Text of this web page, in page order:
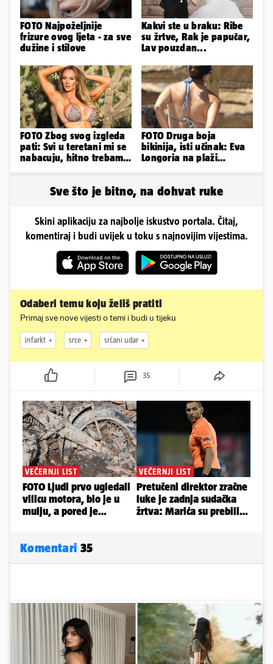
FOTO Najpoželjnije
frizure ovog ljeta - za sve
dužine i stilove
Kakvi ste u braku: Ribe
su žrtve, Rak je papučar,
Lav pouzdan...
FOTO Zbog svog izgleda
pati: Svi u teretani mi se
nabacuju, hitno trebam
FOTO Druga boja
bikinija, isti učinak: Eva
Longoria na plaži
Sve što je bitno, na dohvat ruke
Skini aplikaciju za najbolje iskustvo portala. Čitaj,
komentiraj i budi uvijek u toku s najnovijim vijestima.
Odaberi temu koju želiš pratiti
Primaj sve nove vijesti o temi i budi u tijeku
infarkt srce srčani udar
35
Komentari 35